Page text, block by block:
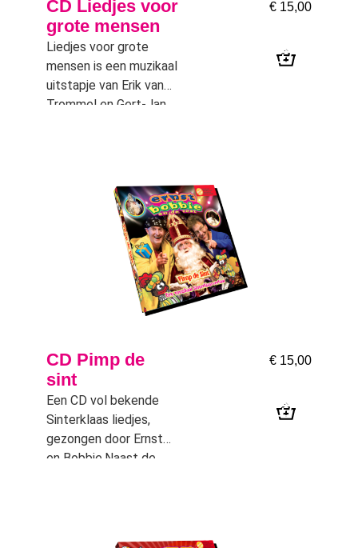
CD Liedjes voor
grote mensen
Liedjes voor grote
mensen is een muzikaal
uitstapje van Erik van
Trommel en Gert-Jan
respectievelijk Ernst en
Bobbie van het
kinderprogramma.
€ 15,00
CD Pimp de
sint
Een CD vol bekende
Sinterklaas liedjes,
gezongen door Ernst
en Bobbie.Naast de
€ 15,00